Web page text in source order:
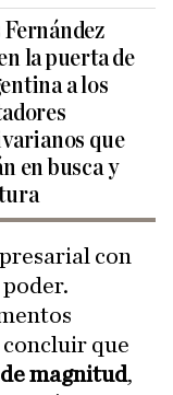
Fernández
la puerta de
a los
que
en busca y
con
que
magnitud,